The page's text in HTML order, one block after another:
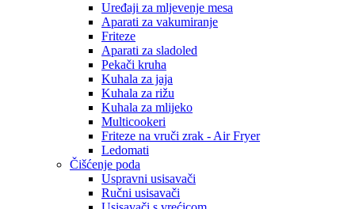
Uređaji za mljevenje mesa
Aparati za vakumiranje
Friteze
Aparati za sladoled
Pekači kruha
Kuhala za jaja
Kuhala za rižu
Kuhala za mlijeko
Multicookeri
Friteze na vruči zrak - Air Fryer
Ledomati
Čišćenje poda
Uspravni usisavači
Ručni usisavači